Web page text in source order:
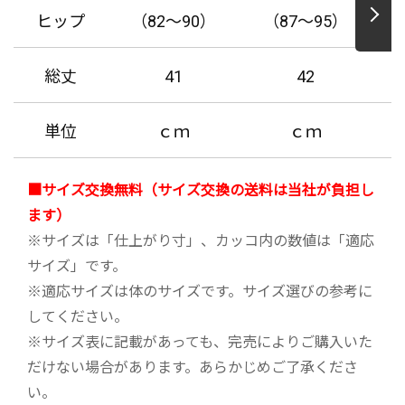
ヒップ （82～90） （87～95）
総丈 41 42
単位 ｃｍ ｃｍ
■サイズ交換無料（サイズ交換の送料は当社が負担し
ます）
※サイズは「仕上がり寸」、カッコ内の数値は「適応
サイズ」です。
※適応サイズは体のサイズです。サイズ選びの参考に
してください。
※サイズ表に記載があっても、完売によりご購入いた
だけない場合があります。あらかじめご了承くださ
い。